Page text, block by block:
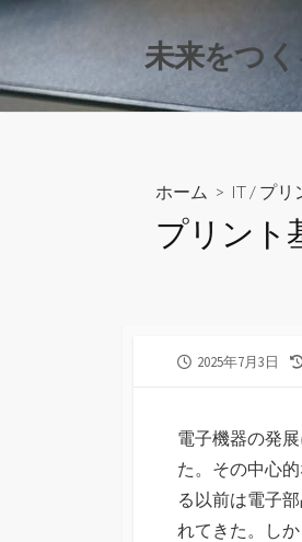
コ
ン
ン
未来をつ
ホーム > IT / プリ
プリント
公
2025年7月3日
電子機器の発
た。 その中心
る以前は電子
れてきた。し